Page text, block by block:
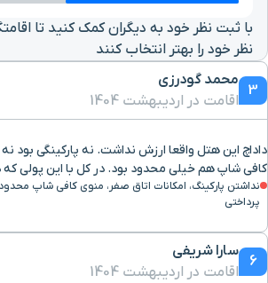
با ثبت نظر خود به دیگران کمک کنید تا
نظر خود را بهتر انتخاب کنند
3
محمد گودرزی
اقامت در اردیبهشت 1404
داداچ این هتل واقعا ارزش نداشت. نه پارکینگی بود نه
کافی شاپ هم خیلی محدود بود. در کل با این پولی که
نداشتن پارکینگ، امکانات اتاق صفر، منوی کافی شاپ
پرداختی
6
سارا شریفی
اقامت در اردیبهشت 1404